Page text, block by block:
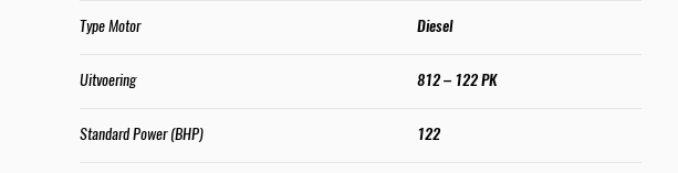
Type Motor Diesel
Uitvoering 812 – 122 PK
Standard Power (BHP) 122